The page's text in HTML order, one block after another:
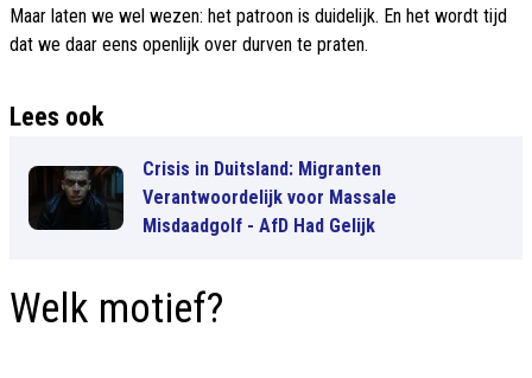
Maar laten we wel wezen: het patroon is duidelijk. En het wordt tijd
dat we daar eens openlijk over durven te praten.
Lees ook
Crisis in Duitsland: Migranten
Verantwoordelijk voor Massale
Misdaadgolf - AfD Had Gelijk
Welk motief?